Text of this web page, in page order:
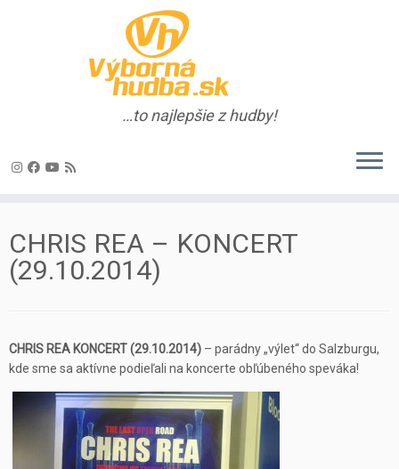
content
…to najlepšie z hudby!
CHRIS REA – KONCERT
(29.10.2014)
CHRIS REA KONCERT (29.10.2014) – parádny „výlet“ do Salzburgu,
kde sme sa aktívne podieľali na koncerte obľúbeného speváka!